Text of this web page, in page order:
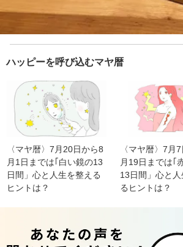
ハッピーを呼び込むマヤ暦
〈マヤ暦〉7月20日から8
月1日までは｢白い鏡の13
日間」心と人生を整える
ヒントは？
〈マヤ暦〉7月
月19日までは｢
13日間」心と人
るヒントは？